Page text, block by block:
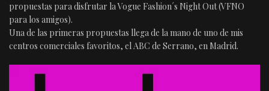
propuestas para disfrutar la Vogue Fashion´s Night Out (VFNO
para los amigos).
Una de las primeras propuestas llega de la mano de uno de mis
centros comerciales favoritos, el ABC de Serrano, en Madrid.